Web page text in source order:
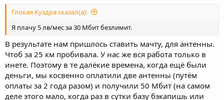
Глокая Куздра сказал(а):
Я плачу 5 лв/мес за 30 Мбит безлимит.
В результате нам пришлось ставить мачту, для антенны.
Чтоб за 25 км пробивала. У нас же вся работа только в
инете. Поэтому в те далёкие времена, когда ещё были
деньги, мы косвенно оплатили две антенны (путём
оплаты за 2 года разом) и получили 50 Мбит (на самом
деле этого мало, когда раз в сутки базу бэкапишь или